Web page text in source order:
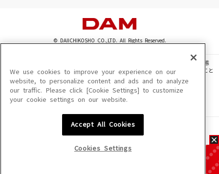
© DAIICHIKOSHO CO.,LTD. All Rights Reserved.
このサイトに掲載されている一切の文章・画像・写真・動画・音声等を、手段や形態
を問わず、著作権法の定める範囲を超えて無断で複製、転載、ファイル化などすること
を禁じます。
楽曲及びコンテンツは、機種によりご利用いただけない場合があります。
楽曲及びコンテンツの配信日、配信内容が変更になる場合があります。
We use cookies to improve your experience on our
website, to personalize content and ads and to analyze
our traffic. Please click [Cookie Settings] to customize
your cookie settings on our website.
Accept All Cookies
Cookies Settings